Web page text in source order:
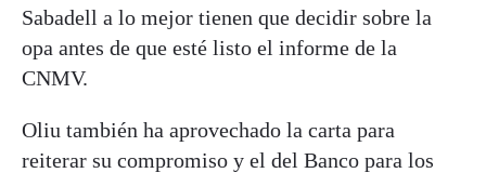
Sabadell a lo mejor tienen que decidir sobre la
opa antes de que esté listo el informe de la
CNMV.
Oliu también ha aprovechado la carta para
reiterar su compromiso y el del Banco para los